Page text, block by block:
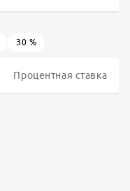
30 %
Процентная ставка